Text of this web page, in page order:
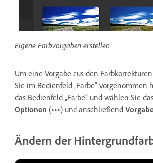
Eigene Farbvorgaben erstellen
Um eine Vorgabe aus den
Sie im Bedienfeld „Farbe“ vorgenommen
das Bedienfeld „Farbe“ und wählen Sie
Optionen (•••) und anschließend
Ändern der